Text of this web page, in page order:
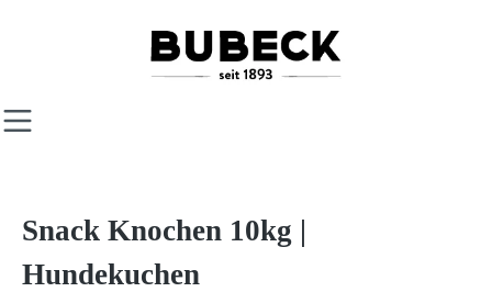
Zum Hauptinhalt springen
Snack Knochen 10kg |
Hundekuchen